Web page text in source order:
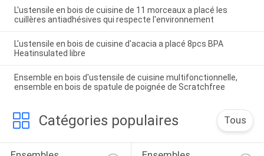
L'ustensile en bois de cuisine de 11 morceaux a placé les
cuillères antiadhésives qui respecte l'environnement
L'ustensile en bois de cuisine d'acacia a placé 8pcs BPA
Heatinsulated libre
Ensemble en bois d'ustensile de cuisine multifonctionnelle,
ensemble en bois de spatule de poignée de Scratchfree
Catégories populaires Tous